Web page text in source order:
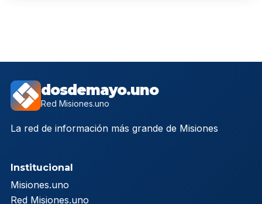
dosdemayo.uno
Red Misiones.uno
La red de información más grande de Misiones
Institucional
Misiones.uno
Red Misiones.uno